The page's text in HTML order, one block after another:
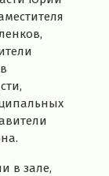
в зале,